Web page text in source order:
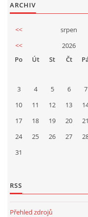
ARCHIV
<< srpen
<<
2026
Po
Út St Čt
3
4 5 6 7
10
11 12 13
17
18 19 20 21
24
25 26 27
31
RSS
Přehled zdrojů